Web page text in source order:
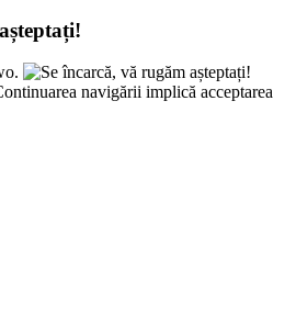
navigării implică acceptarea